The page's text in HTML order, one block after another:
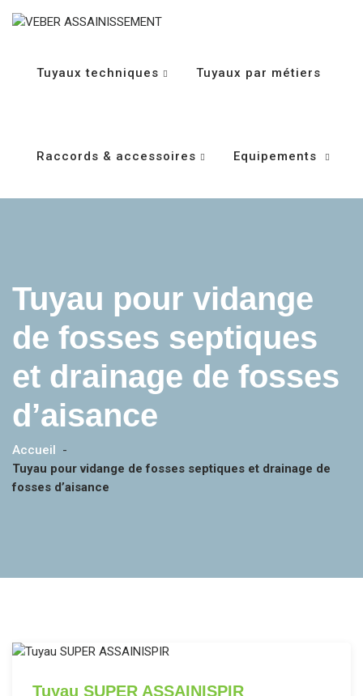
Tuyaux techniques Tuyaux par métiers
Raccords & accessoires Equipements
Tuyau pour vidange
de fosses septiques
et drainage de fosses
d’aisance
Accueil -
Tuyau pour vidange de fosses septiques et drainage de
fosses d’aisance
Tuyau SUPER ASSAINISPIR